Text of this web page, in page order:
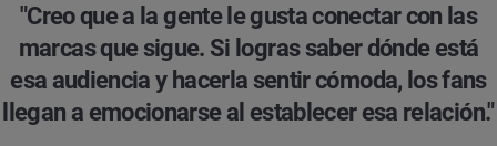
"Creo que a la gente le gusta conectar con las
marcas que sigue. Si logras saber dónde está
esa audiencia y hacerla sentir cómoda, los fans
llegan a emocionarse al establecer esa relación."